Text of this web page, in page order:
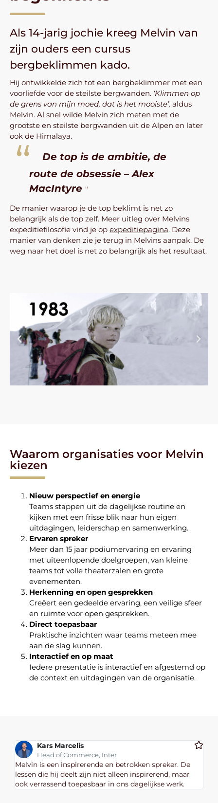
Als 14-jarig jochie kreeg Melvin van
zijn ouders een cursus
bergbeklimmen kado.
Hij ontwikkelde zich tot een bergbeklimmer met een
voorliefde voor de steilste bergwanden. ‘Klimmen op
de grens van mijn moed, dat is het mooiste’, aldus
Melvin. Al snel wilde Melvin zich meten met de
grootste en steilste bergwanden uit de Alpen en later
ook de Himalaya.
De top is de ambitie, de
route de obsessie – Alex
MacIntyre
De manier waarop je de top beklimt is net zo
belangrijk als de top zelf. Meer uitleg over Melvins
expeditiefilosofie vind je op expeditiepagina. Deze
manier van denken zie je terug in Melvins aanpak. De
weg naar het doel is net zo belangrijk als het resultaat.
Waarom organisaties voor Melvin
kiezen
Nieuw perspectief en energie
Teams stappen uit de dagelijkse routine en
kijken met een frisse blik naar hun eigen
uitdagingen, leiderschap en samenwerking.
Ervaren spreker
Meer dan 15 jaar podiumervaring en ervaring
met uiteenlopende doelgroepen, van kleine
teams tot volle theaterzalen en grote
evenementen.
Herkenning en open gesprekken
Creëert een gedeelde ervaring, een veilige sfeer
en ruimte voor open gesprekken.
Direct toepasbaar
Praktische inzichten waar teams meteen mee
aan de slag kunnen.
Interactief en op maat
Iedere presentatie is interactief en afgestemd op
de context en uitdagingen van de organisatie.
Kars Marcelis
Head of Commerce, Inter
Melvin is een inspirerende en betrokken spreker. De
lessen die hij deelt zijn niet alleen inspirerend, maar
ook verrassend toepasbaar in ons dagelijkse werk.